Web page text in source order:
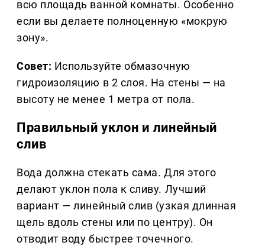
всю площадь ванной комнаты. Особенно
если вы делаете полноценную «мокрую
зону».
Совет: Используйте обмазочную
гидроизоляцию в 2 слоя. На стены — на
высоту не менее 1 метра от пола.
Правильный уклон и линейный
слив
Вода должна стекать сама. Для этого
делают уклон пола к сливу. Лучший
вариант — линейный слив (узкая длинная
щель вдоль стены или по центру). Он
отводит воду быстрее точечного.